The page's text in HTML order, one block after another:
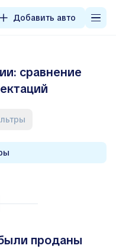
Добавить авто
сравнение
проданы